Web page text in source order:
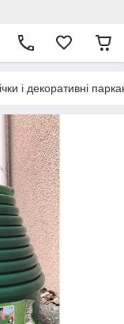
і декоративні